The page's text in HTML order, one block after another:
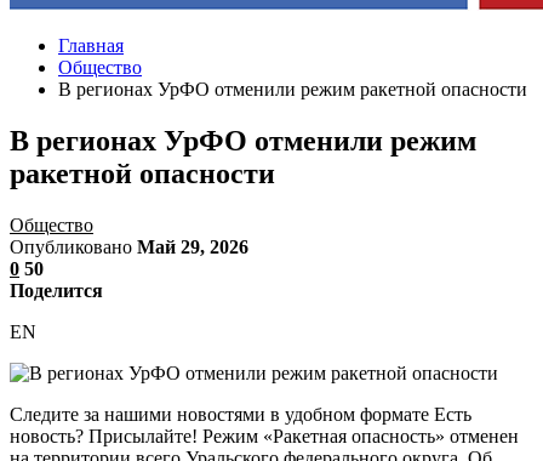
Главная
Общество
В регионах УрФО отменили режим ракетной опасности
В регионах УрФО отменили режим
ракетной опасности
Общество
Опубликовано Май 29, 2026
0 50
Поделится
EN
Следите за нашими новостями в удобном формате Есть
новость? Присылайте! Режим «Ракетная опасность» отменен